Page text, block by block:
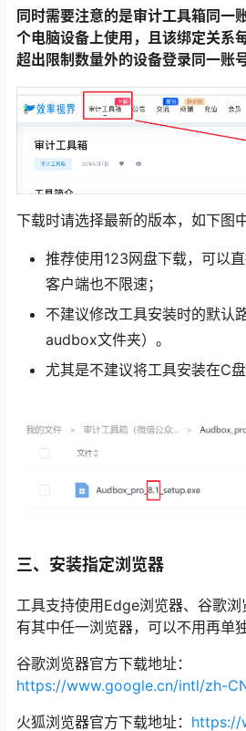
同时需要注意的是审计工具箱同一
个电脑设备上使用，且该绑定关系
超出限制数量外的设备登录同一账
下载时请选择最新的版本，如下图
推荐使用123网盘下载，可以
客户端也不限速；
不建议修改工具安装时的默认
audbox文件夹）。
尤其是不建议将工具安装在C
三、安装指定浏览器
工具支持使用Edge浏览器、谷歌
有其中任一浏览器，可以不用再单
谷歌浏览器官方下载地址：
https://www.google.cn/intl/zh-
火狐浏览器官方下载地址： https://